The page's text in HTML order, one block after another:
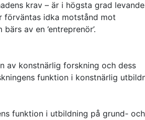
krav – är i högsta grad
förväntas idka motstånd mot
av en ’entreprenör’.
av konstnärlig forskning och dess
funktion i konstnärlig
funktion i utbildning på grund- och